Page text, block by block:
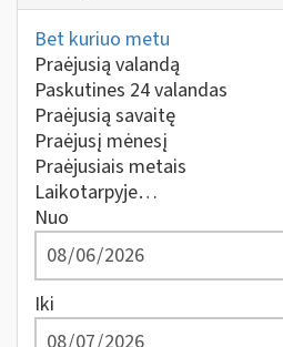
Bet kuriuo metu
Praėjusią valandą
Paskutines 24 valandas
Praėjusią savaitę
Praėjusį mėnesį
Praėjusiais metais
Laikotarpyje…
Nuo
Iki